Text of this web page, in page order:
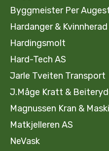
Byggmeister Per
Hardanger &
Hardingsmolt
Hard-Tech AS
Jarle Tveiten Transport
J.Måge Kratt &
Magnussen Kran &
Matkjelleren AS
NeVask